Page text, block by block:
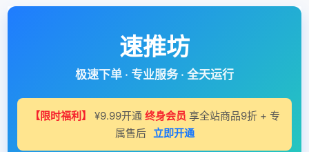
速推坊
极速下单 · 专业服务 · 全天运行
【限时福利】 ¥9.99开通 终身会员 享全站商品9折 + 专
属售后 立即开通